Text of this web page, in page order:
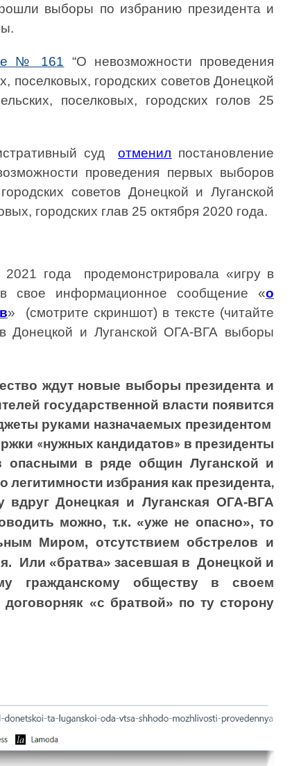
выборы по избранию президента и
№ 161 “О невозможности проведения
поселковых, городских советов Донецкой
поселковых, городских голов 25
судотменил постановление
проведения первых выборов
советов Донецкой и Луганской
городских глав 25 октября 2020 года.
года продемонстрировала «игру в
свое информационное сообщение «о
» (смотрите скриншот) в тексте (читайте
Донецкой и Луганской ОГА-ВГА выборы
ждут новые выборы президента и
государственной власти появится
руками назначаемых президентом
«нужных кандидатов» в президенты
опасными в ряде общин Луганской и
легитимности избрания как президента,
вдругДонецкая и Луганская ОГА-ВГА
можно, т.к. «уже не опасно», то
Миром, отсутствием обстрелов и
Или «братва» засевшая в Донецкой и
гражданскому обществу в своем
«с братвой» по ту сторону